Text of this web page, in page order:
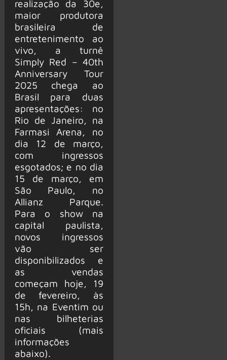
realização da 30e,
maior produtora
brasileira de
entretenimento ao
vivo, a turnê
Simply Red – 40th
Anniversary Tour
2025 chega ao
Brasil para duas
apresentações: no
Rio de Janeiro, na
Farmasi Arena, no
dia 12 de março,
com ingressos
esgotados; e no dia
15 de março, em
São Paulo, no
Allianz Parque.
Para o show na
capital paulista,
novos ingressos
vão ser
disponibilizados e
as vendas
começam hoje, 19
de fevereiro, às
15h, na Eventim ou
nas bilheterias
oficiais (mais
informações
abaixo).